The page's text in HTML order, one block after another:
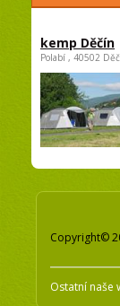
kemp Děčín
Polabí , 40502
Copyright©
Ostatní naše